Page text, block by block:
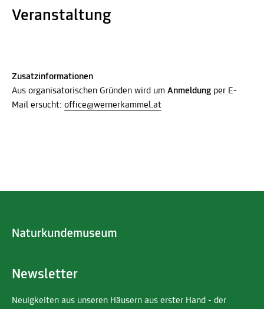
Veranstaltung
Zusatzinformationen
Aus organisatorischen Gründen wird um Anmeldung per E-
Mail ersucht: office@wernerkammel.at
Newsletter
Neuigkeiten aus unseren Häusern aus erster Hand - der